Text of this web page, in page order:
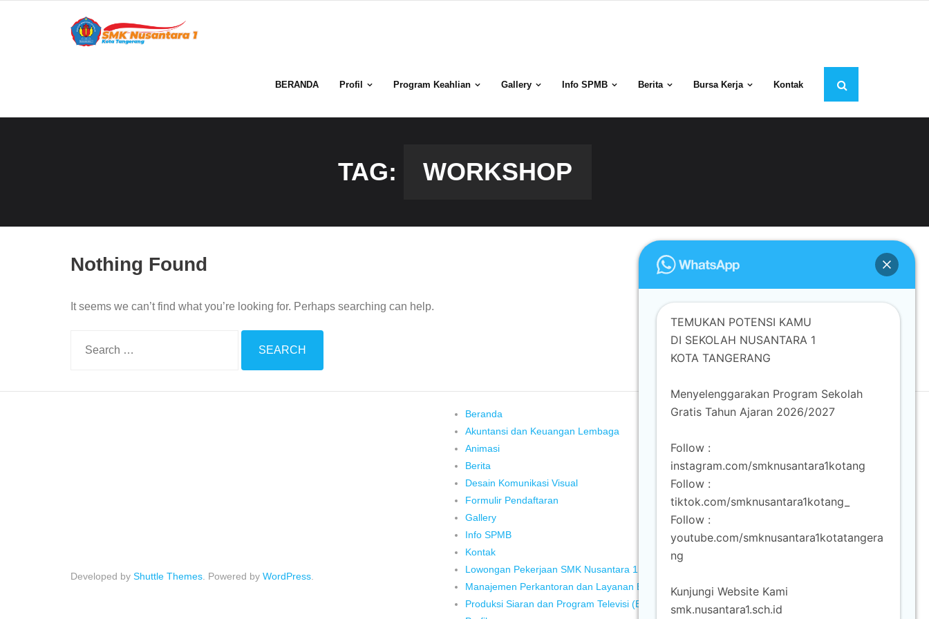
BERANDA Profil Program Keahlian Gallery Info SPMB Berita Bursa Kerja Kontak
TAG: WORKSHOP
Nothing Found
It seems we can’t find what you’re looking for. Perhaps searching can help.
Developed by Shuttle Themes. Powered by WordPress.
Beranda
Akuntansi dan Keuangan Lembaga
Animasi
Berita
Desain Komunikasi Visual
Formulir Pendaftaran
Gallery
Info SPMB
Kontak
Lowongan Pekerjaan SMK Nusantara 1 Kota Tangerang
Manajemen Perkantoran dan Layanan Bisnis (MPLB)
Produksi Siaran dan Program Televisi (Broadcast)
TEMUKAN POTENSI KAMU
DI SEKOLAH NUSANTARA 1
KOTA TANGERANG
Menyelenggarakan Program Sekolah
Gratis Tahun Ajaran 2026/2027
Follow :
instagram.com/smknusantara1kotang
Follow :
tiktok.com/smknusantara1kotang_
Follow :
youtube.com/smknusantara1kotatangera
ng
Kunjungi Website Kami
smk.nusantara1.sch.id